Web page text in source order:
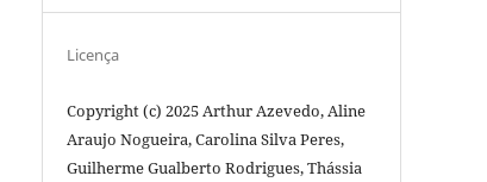
Licença
Copyright (c) 2025 Arthur Azevedo, Aline
Araujo Nogueira, Carolina Silva Peres,
Guilherme Gualberto Rodrigues, Thássia